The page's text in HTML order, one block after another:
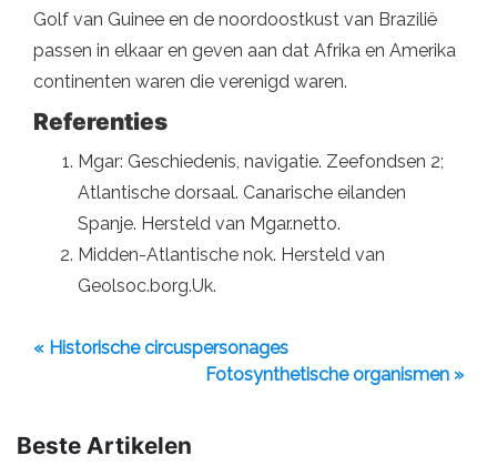
Golf van Guinee en de noordoostkust van Brazilië
passen in elkaar en geven aan dat Afrika en Amerika
continenten waren die verenigd waren.
Referenties
Mgar: Geschiedenis, navigatie. Zeefondsen 2;
Atlantische dorsaal. Canarische eilanden
Spanje. Hersteld van Mgar.netto.
Midden-Atlantische nok. Hersteld van
Geolsoc.borg.Uk.
« Historische circuspersonages
Fotosynthetische organismen »
Beste Artikelen